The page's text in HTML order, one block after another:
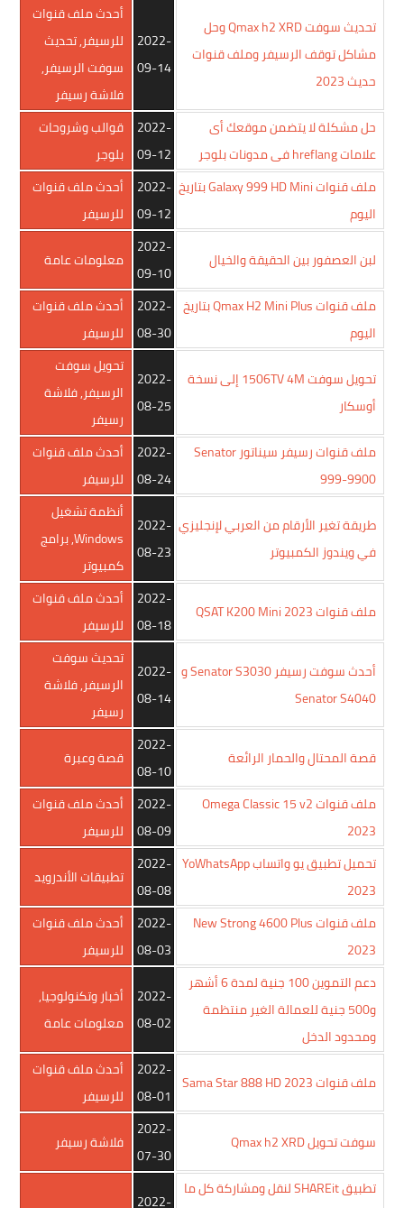
تحديث سوفت Qmax h2 XRD وحل
مشاكل توقف الرسيفر وملف قنوات
حديث 2023
2022-
09-14
أحدث ملف قنوات
للرسيفر,تحديث
سوفت الرسيفر,
فلاشة رسيفر
حل مشكلة لا يتضمن موقعك أى
علامات hreflang فى مدونات بلوجر
2022-
09-12
قوالب وشروحات
بلوجر
ملف قنوات Galaxy 999 HD Mini بتاريخ
اليوم
2022-
09-12
أحدث ملف قنوات
للرسيفر
لبن العصفور بين الحقيقة والخيال
2022-
09-10
معلومات عامة
ملف قنوات Qmax H2 Mini Plus بتاريخ
اليوم
2022-
08-30
أحدث ملف قنوات
للرسيفر
تحويل سوفت 1506TV 4M إلى نسخة
أوسكار
2022-
08-25
تحويل سوفت
الرسيفر,فلاشة
رسيفر
ملف قنوات رسيفر سيناتور Senator
999-9900
2022-
08-24
أحدث ملف قنوات
للرسيفر
طريقة تغير الأرقام من العربي لإنجليزي
في ويندوز الكمبيوتر
2022-
08-23
أنظمة تشغيل
Windows
,برامج
كمبيوتر
ملف قنوات QSAT K200 Mini 2023
2022-
08-18
أحدث ملف قنوات
للرسيفر
أحدث سوفت رسيفر Senator S3030 و
Senator S4040
2022-
08-14
تحديث سوفت
الرسيفر,فلاشة
رسيفر
قصة المحتال والحمار الرائعة
2022-
08-10
قصة وعبرة
ملف قنوات Omega Classic 15 v2
2023
2022-
08-09
أحدث ملف قنوات
للرسيفر
تحميل تطبيق يو واتساب YoWhatsApp
2023
2022-
08-08
تطبيقات الأندرويد
ملف قنوات New Strong 4600 Plus
2023
2022-
08-03
أحدث ملف قنوات
للرسيفر
دعم التموين 100 جنية لمدة 6 أشهر
و500 جنية للعمالة الغير منتظمة
ومحدود الدخل
2022-
08-02
أخبار وتكنولوجيا,
معلومات عامة
ملف قنوات Sama Star 888 HD 2023
2022-
08-01
أحدث ملف قنوات
للرسيفر
سوفت تحويل Qmax h2 XRD
2022-
07-30
فلاشة رسيفر
تطبيق SHAREit لنقل ومشاركة كل ما
2022-